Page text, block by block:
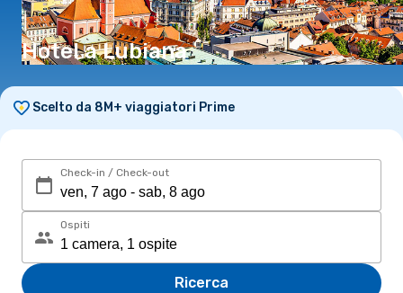
Hotel a Lubiana
Scelto da 8M+ viaggiatori Prime
Check-in / Check-out
Ospiti
Ricerca